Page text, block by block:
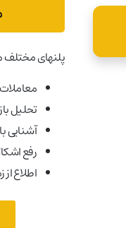
پلنهای
تحلیل
آشنایی با
رفع
اطلاع